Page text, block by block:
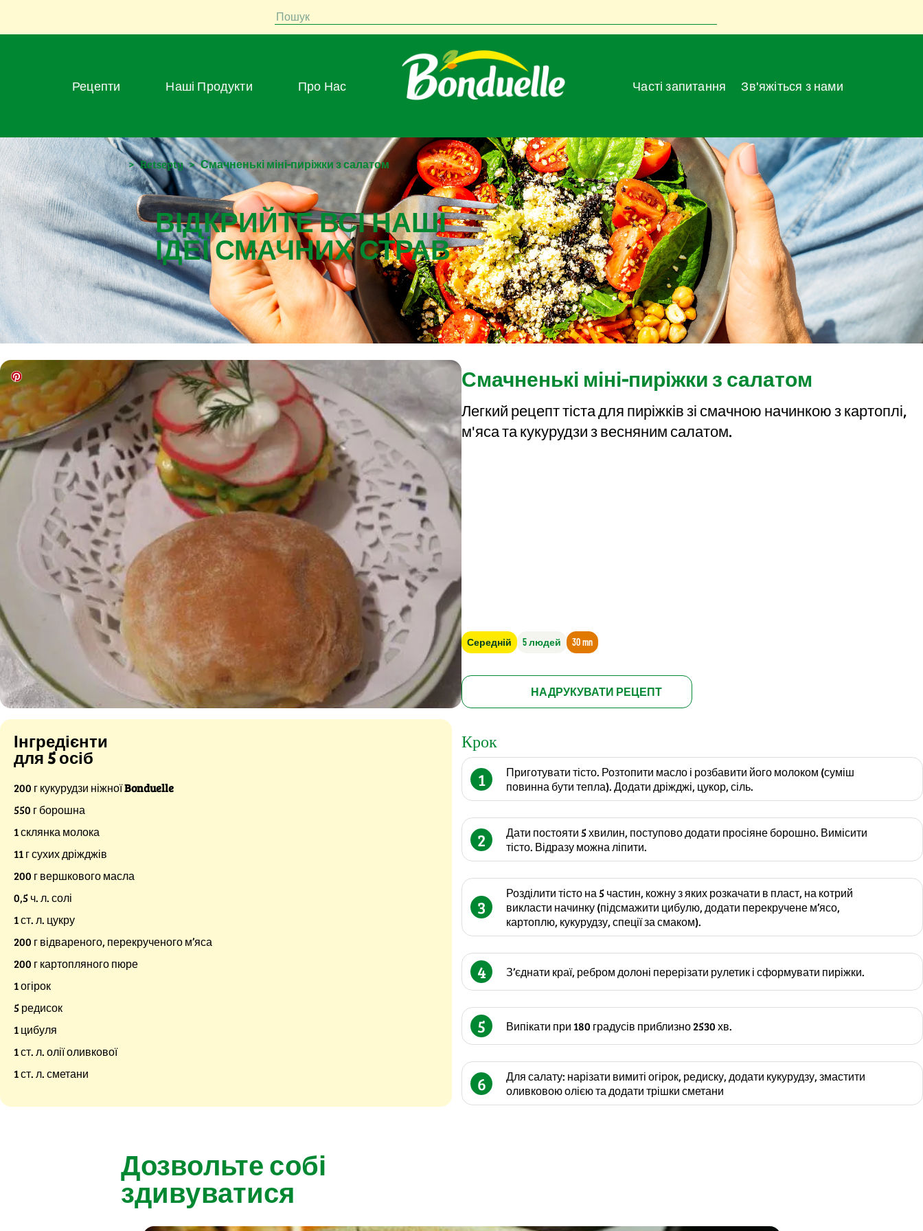
Пошук
Рецепти Наші Продукти Про Нас Часті запитання Зв'яжіться з нами
> Retsepty > Смачненькі міні-пиріжки з салатом
ВІДКРИЙТЕ ВСІ НАШІ
ІДЕЇ СМАЧНИХ СТРАВ
Смачненькі міні-пиріжки з салатом
Легкий рецепт тіста для пиріжків зі смачною начинкою з картоплі,
м'яса та кукурудзи з весняним салатом.
Середній 5 людей 30 mn
НАДРУКУВАТИ РЕЦЕПТ
Інгредієнти
для 5 осіб
200 г кукурудзи ніжноїBonduelle
550 г борошна
1 склянка молока
11 г сухих дріжджів
200 г вершкового масла
0,5 ч. л. солі
1 ст. л. цукру
200 г відвареного, перекрученого м’яса
200 г картопляного пюре
1 огірок
5 редисок
1 цибуля
1 ст. л. олії оливкової
1 ст. л. сметани
Крок
1
Приготувати тісто. Розтопити масло і розбавити його молоком (суміш
повинна бути тепла). Додати дріжджі, цукор, сіль.
2
Дати постояти 5 хвилин, поступово додати просіяне борошно. Вимісити
тісто. Відразу можна ліпити.
3
Розділити тісто на 5 частин, кожну з яких розкачати в пласт, на котрий
викласти начинку (підсмажити цибулю, додати перекручене м’ясо,
картоплю, кукурудзу, спеції за смаком).
4 З’єднати краї, ребром долоні перерізати рулетик і сформувати пиріжки.
5 Випікати при 180 градусів приблизно 2530 хв.
6
Для салату: нарізати вимиті огірок, редиску, додати кукурудзу, змастити
оливковою олією та додати трішки сметани
Дозвольте собі
здивуватися